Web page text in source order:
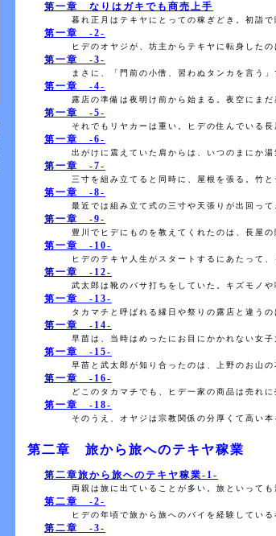
第一章 なりはガキでも商売上手
暮れ正月はテキヤにとっての稼ぎどき。初詣
第一章 -2-
ヒデのオヤジが、坊主からテキヤに転身した
第一章 -3-
まさに、「門前の小僧、習わぬタンカを言う
第一章 -4-
露店の準備は夜明け前から始まる。夜空にま
第一章 -5-
それでもリヤカーは重い。ヒデの住んでいる
第一章 -6-
出がけに震えていた肩からは、いつのまにか
第一章 -7-
三寸を組み立てると同時に、屋根を張る。竹
第一章 -8-
最近では組み立て式の三寸や天張りが出回っ
第一章 -9-
豊川でヒデにものを教えてくれたのは、長屋
第一章 -10-
ヒデのテキヤ人生がスタートするにあたって
第一章 -12-
武太郎は靴のバサ打ちをしていた。キズモノ
第一章 -13-
タカマチと呼ばれる縁日や祭りの露店と違う
第一章 -14-
早苗は、当時はめったにお目にかかれない女
第一章 -15-
早苗と武太郎が知り合ったのは、上野のお山
第一章 -16-
どこのタカマチでも、ヒデ一家の商品は売れ
第一章 -18-
そのうえ、オヤジは宗教関係の分厚くて高い
第二章 旅から旅へのテキヤ稼業
第二章旅から旅へのテキヤ稼業-1-
両親は旅に出ていることが多い。旅といって
第二章 -2-
ヒデの年頃で旅から旅へのバイを経験してい
第二章 -3-